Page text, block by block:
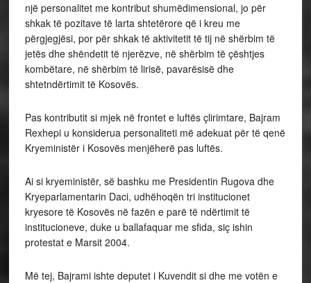
një personalitet me kontribut shumëdimensional, jo për
shkak të pozitave të larta shtetërore që i kreu me
përgjegjësi, por për shkak të aktivitetit të tij në shërbim të
jetës dhe shëndetit të njerëzve, në shërbim të çështjes
kombëtare, në shërbim të lirisë, pavarësisë dhe
shtetndërtimit të Kosovës.
Pas kontributit si mjek në frontet e luftës çlirimtare, Bajram
Rexhepi u konsiderua personaliteti më adekuat për të qenë
Kryeministër i Kosovës menjëherë pas luftës.
Ai si kryeministër, së bashku me Presidentin Rugova dhe
Kryeparlamentarin Daci, udhëhoqën tri institucionet
kryesore të Kosovës në fazën e parë të ndërtimit të
institucioneve, duke u ballafaquar me sfida, siç ishin
protestat e Marsit 2004.
Më tej, Bajrami ishte deputet i Kuvendit si dhe me votën e